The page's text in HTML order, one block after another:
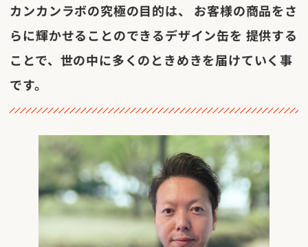
カンカンラボの究極の目的は、
お客様の商品をさ
らに輝かせることのできるデザイン缶を 提供する
ことで、世の中に多くのときめきを届けていく事
です。